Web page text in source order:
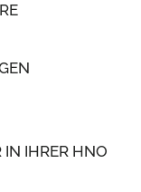
IN IHRER HNO